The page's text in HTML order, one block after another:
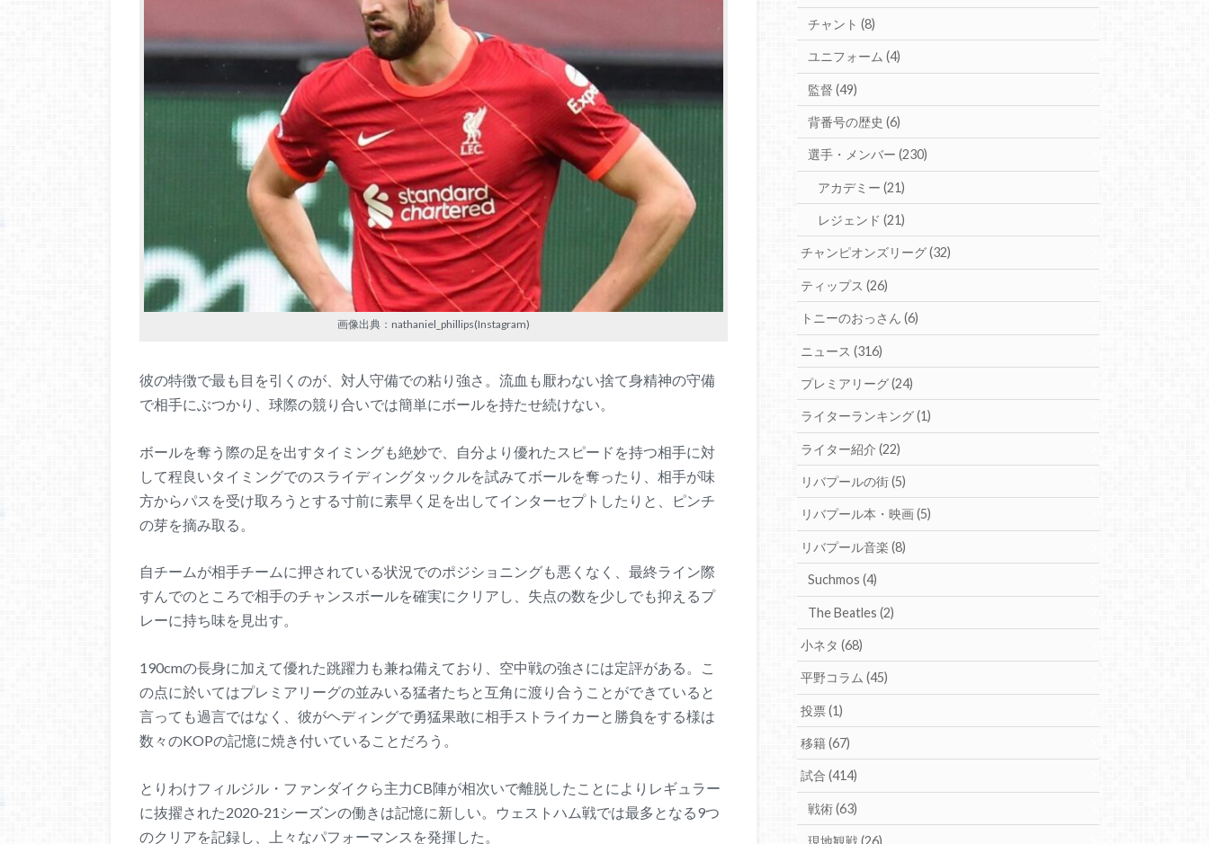
画像出典：nathaniel_phillips(Instagram)
彼の特徴で最も目を引くのが、対人守備での粘り強さ。流血も厭わない捨て身精神の守備
で相手にぶつかり、球際の競り合いでは簡単にボールを持たせ続けない。
ボールを奪う際の足を出すタイミングも絶妙で、自分より優れたスピードを持つ相手に対
して程良いタイミングでのスライディングタックルを試みてボールを奪ったり、相手が味
方からパスを受け取ろうとする寸前に素早く足を出してインターセプトしたりと、ピンチ
の芽を摘み取る。
自チームが相手チームに押されている状況でのポジショニングも悪くなく、最終ライン際
すんでのところで相手のチャンスボールを確実にクリアし、失点の数を少しでも抑えるプ
レーに持ち味を見出す。
190cmの長身に加えて優れた跳躍力も兼ね備えており、空中戦の強さには定評がある。こ
の点に於いてはプレミアリーグの並みいる猛者たちと互角に渡り合うことができていると
言っても過言ではなく、彼がヘディングで勇猛果敢に相手ストライカーと勝負をする様は
数々のKOPの記憶に焼き付いていることだろう。
とりわけフィルジル・ファンダイクら主力CB陣が相次いで離脱したことによりレギュラー
に抜擢された2020-21シーズンの働きは記憶に新しい。ウェストハム戦では最多となる9つ
のクリアを記録し、上々なパフォーマンスを発揮した。
チャント (8)
ユニフォーム (4)
監督 (49)
背番号の歴史 (6)
選手・メンバー (230)
アカデミー(21)
レジェンド(21)
チャンピオンズリーグ(32)
ティップス(26)
トニーのおっさん(6)
ニュース(316)
プレミアリーグ(24)
ライターランキング(1)
ライター紹介(22)
リバプールの街(5)
リバプール本・映画(5)
リバプール音楽(8)
Suchmos (4)
The Beatles (2)
小ネタ(68)
平野コラム(45)
投票(1)
移籍(67)
試合(414)
戦術(63)